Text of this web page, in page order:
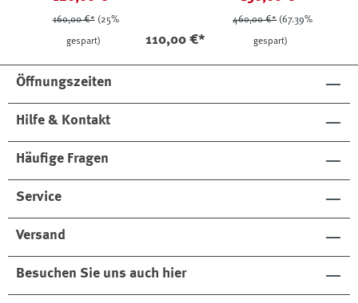
160,00 €* (25%
gespart) 110,00 €*
460,00 €* (67.39%
gespart)
Öffnungszeiten
Hilfe & Kontakt
Häufige Fragen
Service
Versand
Besuchen Sie uns auch hier